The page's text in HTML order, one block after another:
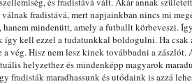
válnak fradistává, mert napjainkban nincs mi
hanem mindenütt, amely a futballt körbeveszi.
kell ezzel a tudatunkkal boldogulni. Ha
a vég. Hisz nem lesz kinek továbbadni a
helyzethez és mindenképp magyarok
fradisták maradhassunk és utódaink is azzá